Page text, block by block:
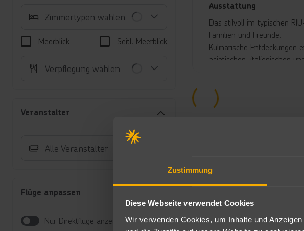
Zustimmung
Diese Webseite verwendet Cookies
Wir verwenden Cookies, um Inhalte und
Zimmertypen wählen
Meerblick Seitl. Meerblick
Verpflegung wählen
Veranstalter
Alle Veranstalter
Flüge anpassen
Nur Direktflüge anzeigen
Ausstattung
Das stilvoll im typischen
Familien und Freunde.
Kulinarische Entdeckungen
asiatischen, italienischen
und Sonnenschirme sind
World”, in dem Kinder ab
Doppelzimmer: Mit ca.
Klimaanlage, Sat.-TV,
Doppelzimmer
Doppelzimmer
Juniorsuite Meerblick: